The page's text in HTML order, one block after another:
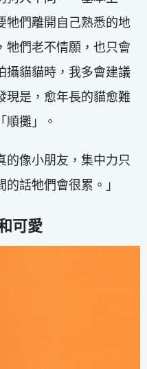
牠們離開自己熟悉的地
牠們老不情願，也只會
攝貓貓時，我多會建議
現是，愈年長的貓愈難
順攤」。
的像小朋友，集中力只
話牠們會很累。」
可愛